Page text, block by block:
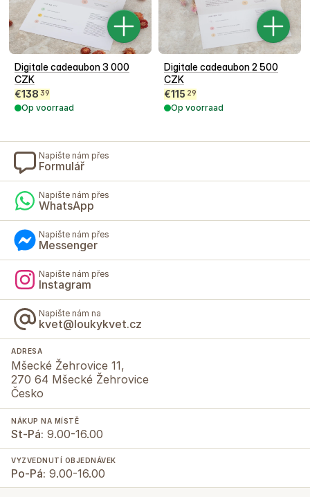
Digitale cadeaubon 3 000
CZK
€138 39
Op voorraad
Digitale cadeaubon 2 500
CZK
€115 29
Op voorraad
Napište nám přes
Formulář
Napište nám přes
WhatsApp
Napište nám přes
Messenger
Napište nám přes
Instagram
Napište nám na
kvet@loukykvet.cz
ADRESA
Mšecké Žehrovice 11,
270 64 Mšecké Žehrovice
Česko
NÁKUP NA MÍSTĚ
St-Pá: 9.00-16.00
VYZVEDNUTÍ OBJEDNÁVEK
Po-Pá: 9.00-16.00